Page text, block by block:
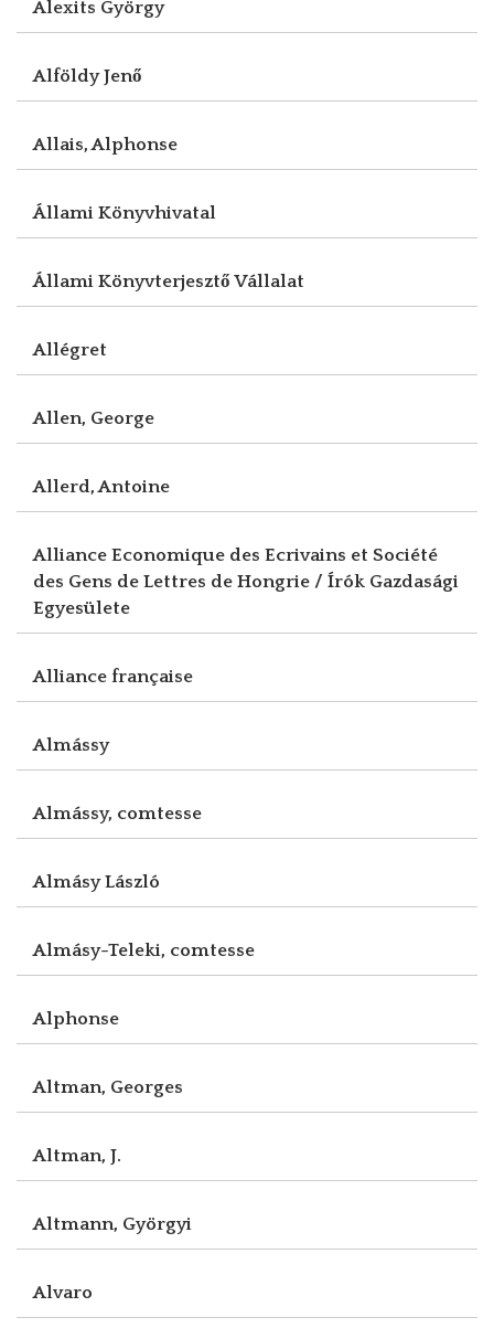
Alexits György
Alföldy Jenő
Allais, Alphonse
Állami Könyvhivatal
Állami Könyvterjesztő Vállalat
Allégret
Allen, George
Allerd, Antoine
Alliance Economique des Ecrivains et Société
des Gens de Lettres de Hongrie / Írók Gazdasági
Egyesülete
Alliance française
Almássy
Almássy, comtesse
Almásy László
Almásy-Teleki, comtesse
Alphonse
Altman, Georges
Altman, J.
Altmann, Györgyi
Alvaro